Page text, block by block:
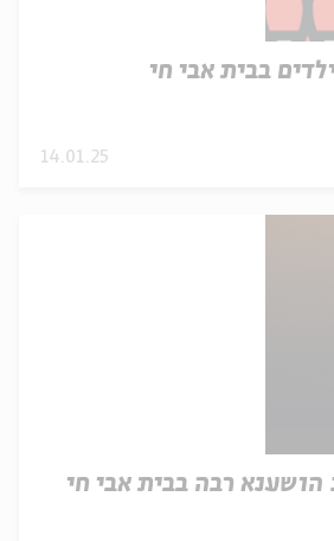
בבית אבי חי
14.01.25
הושענא רבה בבית אבי חי